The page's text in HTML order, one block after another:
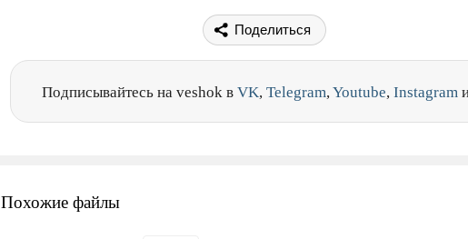
Поделиться
Подписывайтесь на veshok в VK, Telegram, Youtube, Instagram
Похожие файлы